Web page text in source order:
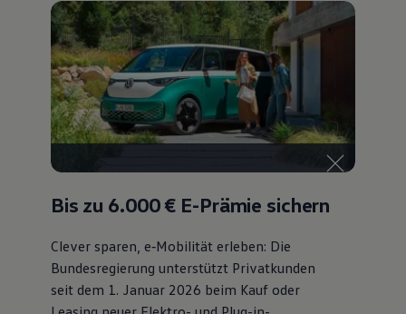
Bis zu 6.000 € E-Prämie sichern
Clever sparen, e‑Mobilität erleben: Die
Bundesregierung unterstützt Privatkunden
seit dem 1. Januar 2026 beim Kauf oder